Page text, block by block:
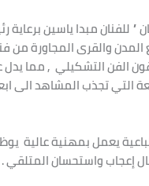
المكان وازمان ” للفنان مبدا ياسين
والقرى المجاورة من
الفن التشكيلي , مما
التي تجذب المشاهد الى
يعمل بمهنية عالية
إعجاب واستحسان المتلقي .